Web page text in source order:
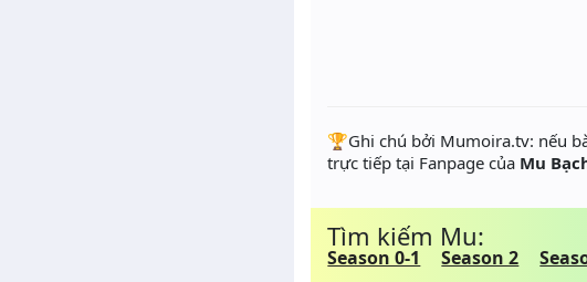
️🏆Ghi chú bởi Mumoira.tv: nếu
trực tiếp tại Fanpage của Mu
Tìm kiếm Mu:
Season 0-1 Season 2